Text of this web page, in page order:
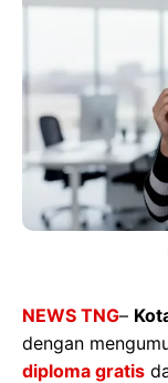
NEWS TNG–
dengan
diploma gratis